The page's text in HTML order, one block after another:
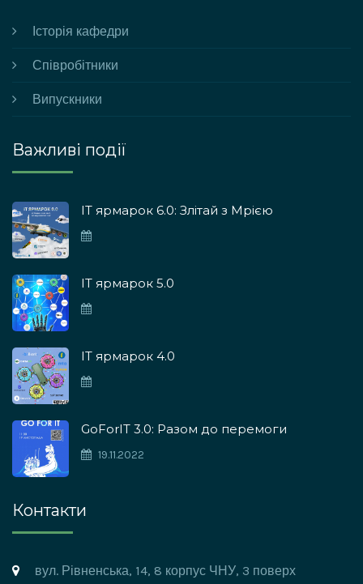
Історія кафедри
Співробітники
Випускники
Важливі події
ІТ ярмарок 6.0: Злітай з Мрією
ІТ ярмарок 5.0
IT ярмарок 4.0
GoForIT 3.0: Разом до перемоги
19.11.2022
Контакти
вул. Рівненська, 14, 8 корпус ЧНУ, 3 поверх